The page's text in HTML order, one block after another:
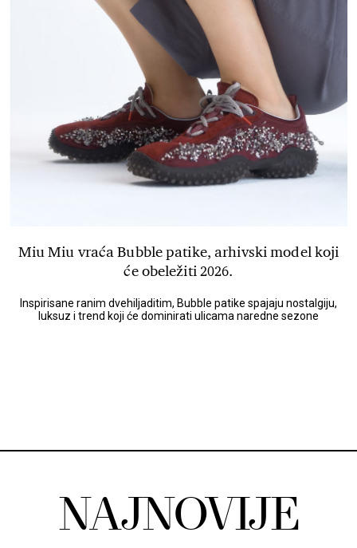
Miu Miu vraća Bubble patike, arhivski model koji
će obeležiti 2026.
Inspirisane ranim dvehiljaditim, Bubble patike spajaju nostalgiju,
luksuz i trend koji će dominirati ulicama naredne sezone
NAJNOVIJE